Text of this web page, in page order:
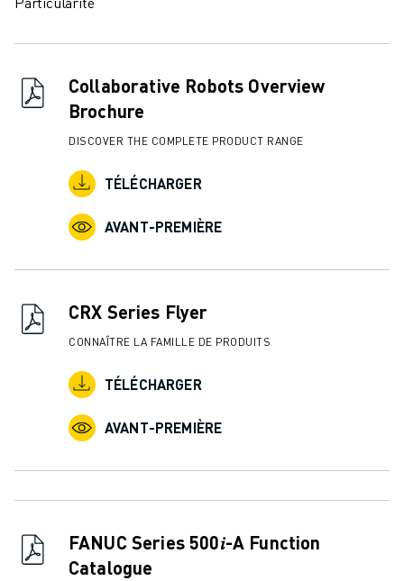
Collaborative Robots Overview
Brochure
DISCOVER THE COMPLETE PRODUCT RANGE
TÉLÉCHARGER
AVANT-PREMIÈRE
CRX Series Flyer
CONNAÎTRE LA FAMILLE DE PRODUITS
TÉLÉCHARGER
AVANT-PREMIÈRE
FANUC Series 500𝑖-A Function
Catalogue